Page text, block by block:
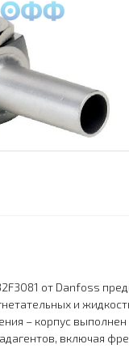
от Danfoss
и
– корпус выполнен
включая